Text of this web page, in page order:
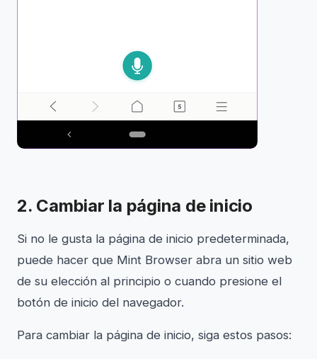
2. Cambiar la página de inicio
Si no le gusta la página de inicio predeterminada,
puede hacer que Mint Browser abra un sitio web
de su elección al principio o cuando presione el
botón de inicio del navegador.
Para cambiar la página de inicio, siga estos pasos: